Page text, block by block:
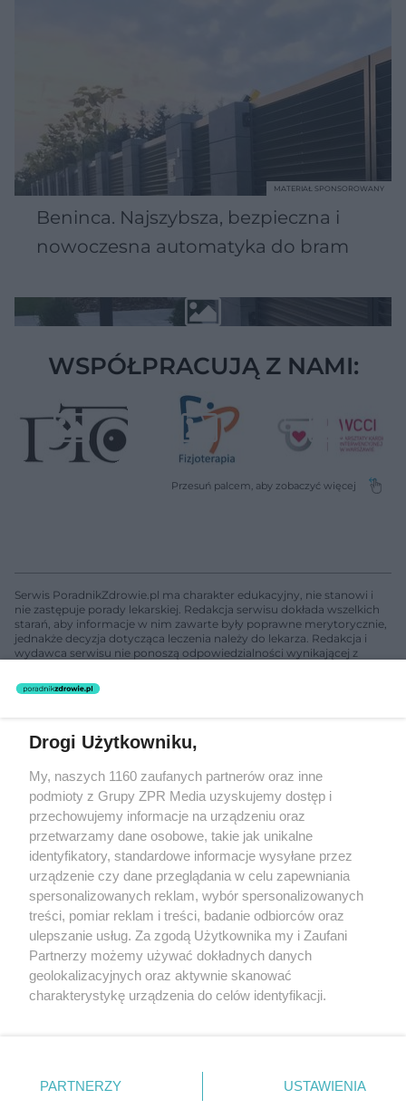
Beninca. Najszybsza, bezpieczna i
nowoczesna automatyka do bram
MATERIAŁ SPONSOROWANY
WSPÓŁPRACUJĄ Z NAMI:
Serwis PoradnikZdrowie.pl ma charakter edukacyjny, nie stanowi i
nie zastępuje porady lekarskiej. Redakcja serwisu dokłada wszelkich
starań, aby informacje w nim zawarte były poprawne merytorycznie,
jednakże decyzja dotycząca leczenia należy do lekarza. Redakcja i
wydawca serwisu nie ponoszą odpowiedzialności wynikającej z
nie prowadzi działalności leczniczej polegającej na udzielaniu
świadczeń zdrowotnych w rozumieniu art. 3 ust 1 ustawy o
Żaden utwór zamieszczony w serwisie nie może być powielany i
rozpowszechniany lub dalej rozpowszechniany w jakikolwiek sposób
(w tym także elektroniczny lub mechaniczny) na jakimkolwiek polu
eksploatacji w jakiejkolwiek formie, włącznie z umieszczaniem w
Internecie bez pisemnej zgody właściciela praw. Jakiekolwiek użycie
lub wykorzystanie utworów w całości lub w części z naruszeniem
prawa, tzn. bez właściwej zgody, jest zabronione pod groźbą kary i
może być ścigane prawnie.
O nas
Drogi Użytkowniku,
My, naszych 1160 zaufanych partnerów oraz inne
podmioty z Grupy ZPR Media uzyskujemy dostęp i
przechowujemy informacje na urządzeniu oraz
przetwarzamy dane osobowe, takie jak unikalne
identyfikatory, standardowe informacje wysyłane przez
urządzenie czy dane przeglądania w celu zapewniania
spersonalizowanych reklam, wybór spersonalizowanych
treści, pomiar reklam i treści, badanie odbiorców oraz
ulepszanie usług. Za zgodą Użytkownika my i Zaufani
Partnerzy możemy używać dokładnych danych
geolokalizacyjnych oraz aktywnie skanować
charakterystykę urządzenia do celów identyfikacji.
zmienić/wycofać klikając przycisk ustawień prywatności
znajdujący się w lewym dolnym rogu strony
PARTNERZY USTAWIENIA